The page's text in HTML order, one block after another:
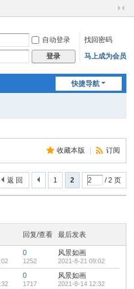
切
窄
版
自动登录
找回密码
登录 马上成为会员
快捷导航
收藏本版 订阅
1 2 / 2 页
返 回
回复/查看 最后发表
0
1252
风景如画
2021-8-21 09:02
0
1717
风景如画
2021-8-14 12:32